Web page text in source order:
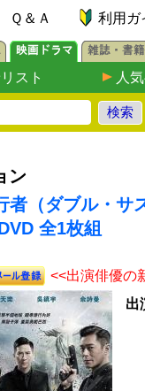
Ｑ＆Ａ 利用ガ
スト 人
ン
者（ダブル・
全1枚組
<<出演俳優の
出